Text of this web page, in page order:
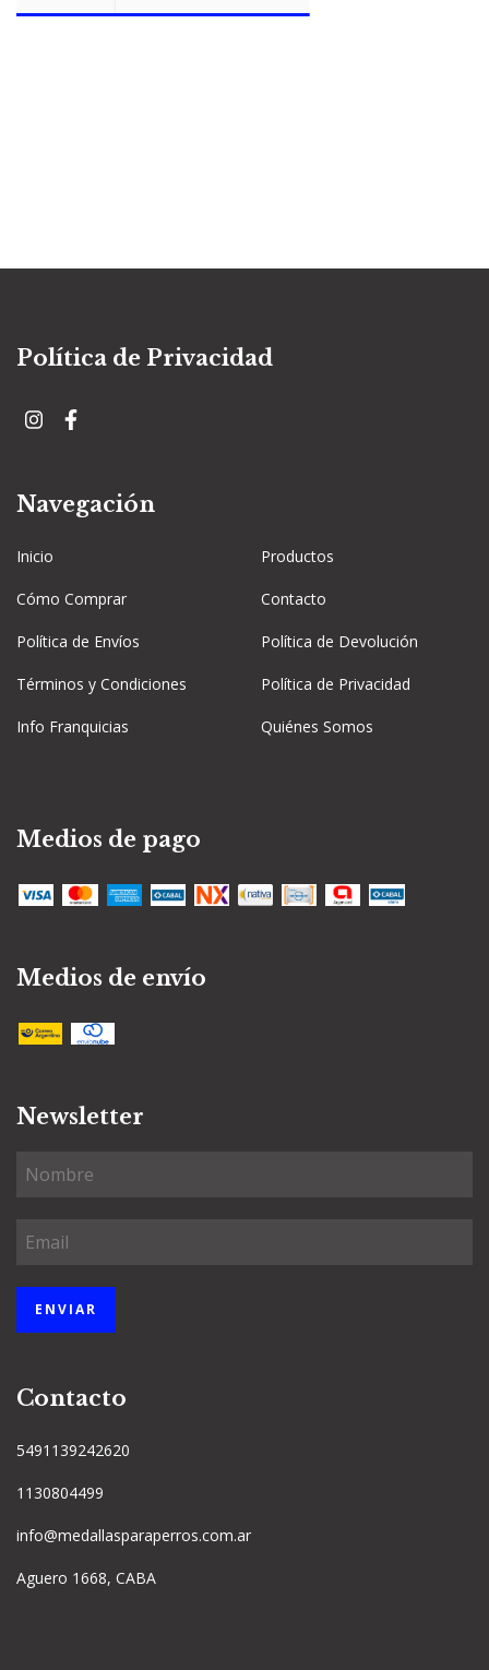
Política de Privacidad
Navegación
Inicio Productos
Cómo Comprar Contacto
Política de Envíos Política de Devolución
Términos y Condiciones Política de Privacidad
Info Franquicias Quiénes Somos
Medios de pago
Medios de envío
Newsletter
Contacto
5491139242620
1130804499
info@medallasparaperros.com.ar
Aguero 1668, CABA